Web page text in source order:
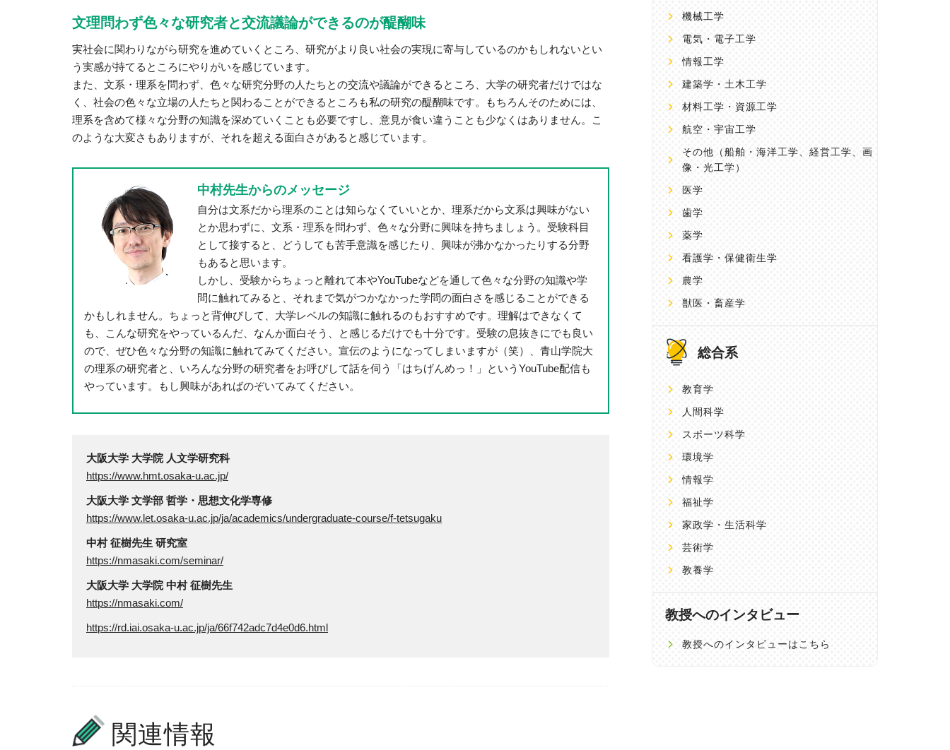
文理問わず色々な研究者と交流議論ができるのが醍醐味
実社会に関わりながら研究を進めていくところ、研究がより良い社会の実現に寄与しているのかもしれないとい
う実感が持てるところにやりがいを感じています。
また、文系・理系を問わず、色々な研究分野の人たちとの交流や議論ができるところ、大学の研究者だけではな
く、社会の色々な立場の人たちと関わることができるところも私の研究の醍醐味です。もちろんそのためには、
理系を含めて様々な分野の知識を深めていくことも必要ですし、意見が食い違うことも少なくはありません。こ
のような大変さもありますが、それを超える面白さがあると感じています。
中村先生からのメッセージ
自分は文系だから理系のことは知らなくていいとか、理系だから文系は興味がない
とか思わずに、文系・理系を問わず、色々な分野に興味を持ちましょう。受験科目
として接すると、どうしても苦手意識を感じたり、興味が沸かなかったりする分野
もあると思います。
しかし、受験からちょっと離れて本やYouTubeなどを通して色々な分野の知識や学
問に触れてみると、それまで気がつかなかった学問の面白さを感じることができる
かもしれません。ちょっと背伸びして、大学レベルの知識に触れるのもおすすめです。理解はできなくて
も、こんな研究をやっているんだ、なんか面白そう、と感じるだけでも十分です。受験の息抜きにでも良い
ので、ぜひ色々な分野の知識に触れてみてください。宣伝のようになってしまいますが（笑）、青山学院大
の理系の研究者と、いろんな分野の研究者をお呼びして話を伺う「はちげんめっ！」というYouTube配信も
やっています。もし興味があればのぞいてみてください。
大阪大学 大学院 人文学研究科
https://www.hmt.osaka-u.ac.jp/
大阪大学 文学部 哲学・思想文化学専修
https://www.let.osaka-u.ac.jp/ja/academics/undergraduate-course/f-tetsugaku
中村 征樹先生 研究室
https://nmasaki.com/seminar/
大阪大学 大学院 中村 征樹先生
https://nmasaki.com/
https://rd.iai.osaka-u.ac.jp/ja/66f742adc7d4e0d6.html
関連情報
機械工学
電気・電子工学
情報工学
建築学・土木工学
材料工学・資源工学
航空・宇宙工学
その他 （船舶・海洋工学、経営工学、画
像・光工学）
医学
歯学
薬学
看護学・保健衛生学
農学
獣医・畜産学
総合系
教育学
人間科学
スポーツ科学
環境学
情報学
福祉学
家政学・生活科学
芸術学
教養学
教授へのインタビュー
教授へのインタビューはこちら